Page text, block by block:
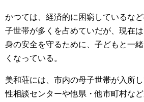
かつては、経済的に困窮しているな
子世帯が多くを占めていだが、現在
身の安全を守るために、子どもと一
くなっている。
美和荘には、市内の母子世帯が入所
性相談センターや他県・他市町村な